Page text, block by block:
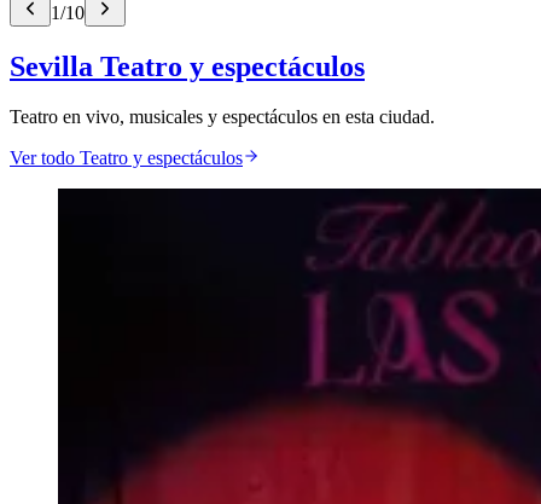
1/10
Sevilla Teatro y espectáculos
Teatro en vivo, musicales y espectáculos en esta ciudad.
Ver todo Teatro y espectáculos